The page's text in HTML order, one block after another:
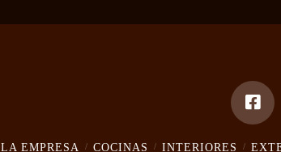
LA EMPRESA COCINAS INTERIORES